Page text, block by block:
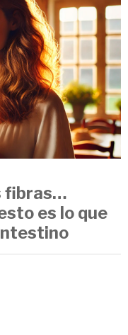
fibras…
es lo que